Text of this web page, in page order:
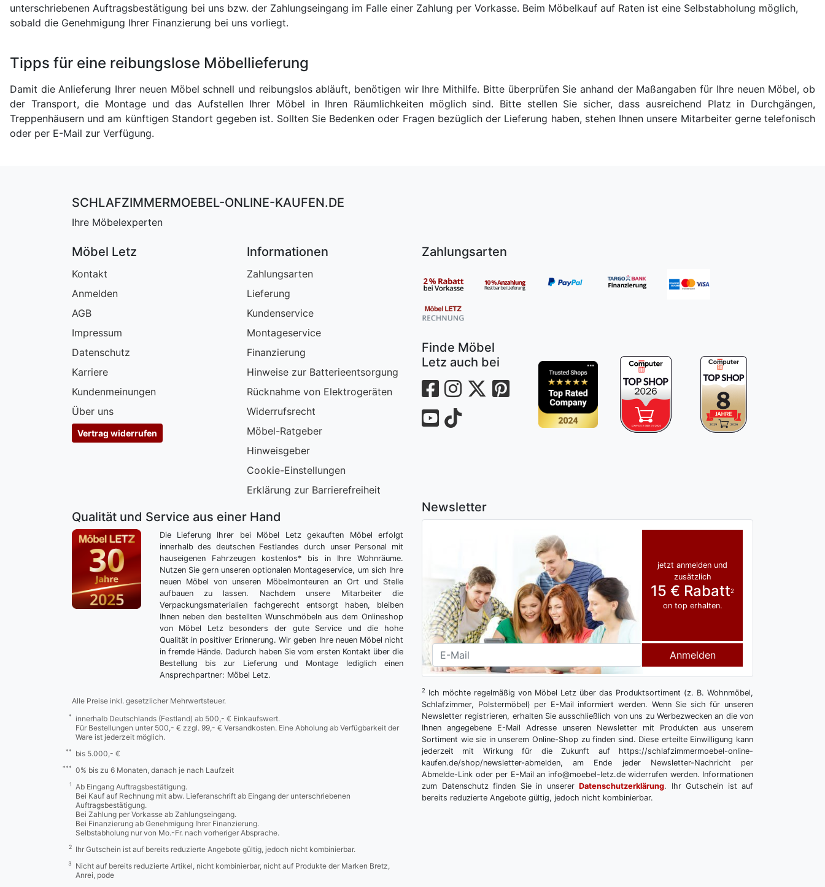
unterschriebenen Auftragsbestätigung bei uns bzw. der Zahlungseingang im Falle einer Zahlung per Vorkasse. Beim Möbelkauf auf Raten ist eine Selbstabholung möglich,
sobald die Genehmigung Ihrer Finanzierung bei uns vorliegt.
Tipps für eine reibungslose Möbellieferung
Damit die Anlieferung Ihrer neuen Möbel schnell und reibungslos abläuft, benötigen wir Ihre Mithilfe. Bitte überprüfen Sie anhand der Maßangaben für Ihre neuen Möbel, ob
der Transport, die Montage und das Aufstellen Ihrer Möbel in Ihren Räumlichkeiten möglich sind. Bitte stellen Sie sicher, dass ausreichend Platz in Durchgängen,
Treppenhäusern und am künftigen Standort gegeben ist. Sollten Sie Bedenken oder Fragen bezüglich der Lieferung haben, stehen Ihnen unsere Mitarbeiter gerne telefonisch
oder per E-Mail zur Verfügung.
SCHLAFZIMMERMOEBEL-ONLINE-KAUFEN.DE
Ihre Möbelexperten
Möbel Letz
Kontakt
Anmelden
AGB
Impressum
Datenschutz
Karriere
Kundenmeinungen
Über uns
Vertrag widerrufen
Informationen
Zahlungsarten
Lieferung
Kundenservice
Montageservice
Finanzierung
Hinweise zur Batterieentsorgung
Rücknahme von Elektrogeräten
Widerrufsrecht
Möbel-Ratgeber
Hinweisgeber
Cookie-Einstellungen
Erklärung zur Barrierefreiheit
Zahlungsarten
Finde Möbel
Letz auch bei
Qualität und Service aus einer Hand
Die Lieferung Ihrer bei Möbel Letz gekauften Möbel erfolgt
innerhalb des deutschen Festlandes durch unser Personal mit
hauseigenen Fahrzeugen kostenlos* bis in Ihre Wohnräume.
Nutzen Sie gern unseren optionalen Montageservice, um sich Ihre
neuen Möbel von unseren Möbelmonteuren an Ort und Stelle
aufbauen zu lassen. Nachdem unsere Mitarbeiter die
Verpackungsmaterialien fachgerecht entsorgt haben, bleiben
Ihnen neben den bestellten Wunschmöbeln aus dem Onlineshop
von Möbel Letz besonders der gute Service und die hohe
Qualität in positiver Erinnerung. Wir geben Ihre neuen Möbel nicht
in fremde Hände. Dadurch haben Sie vom ersten Kontakt über die
Bestellung bis zur Lieferung und Montage lediglich einen
Ansprechpartner: Möbel Letz.
Alle Preise inkl. gesetzlicher Mehrwertsteuer.
*
innerhalb Deutschlands (Festland) ab 500,- € Einkaufswert.
Für Bestellungen unter 500,- € zzgl. 99,- € Versandkosten. Eine Abholung ab Verfügbarkeit der
Ware ist jederzeit möglich.
** bis 5.000,- €
*** 0% bis zu 6 Monaten, danach je nach Laufzeit
1
Ab Eingang Auftragsbestätigung.
Bei Kauf auf Rechnung mit abw. Lieferanschrift ab Eingang der unterschriebenen
Auftragsbestätigung.
Bei Zahlung per Vorkasse ab Zahlungseingang.
Bei Finanzierung ab Genehmigung Ihrer Finanzierung.
Selbstabholung nur von Mo.-Fr. nach vorheriger Absprache.
2 Ihr Gutschein ist auf bereits reduzierte Angebote gültig, jedoch nicht kombinierbar.
3
Nicht auf bereits reduzierte Artikel, nicht kombinierbar, nicht auf Produkte der Marken Bretz,
Anrei, pode
Newsletter
jetzt anmelden und
zusätzlich
15 € Rabatt2
on top erhalten.
Anmelden
2
Ich möchte regelmäßig von Möbel Letz über das Produktsortiment (z. B. Wohnmöbel,
Schlafzimmer, Polstermöbel) per E-Mail informiert werden. Wenn Sie sich für unseren
Newsletter registrieren, erhalten Sie ausschließlich von uns zu Werbezwecken an die von
Ihnen angegebene E-Mail Adresse unseren Newsletter mit Produkten aus unserem
Sortiment wie sie in unserem Online-Shop zu finden sind. Diese erteilte Einwilligung kann
jederzeit mit Wirkung für die Zukunft auf https://schlafzimmermoebel-online-
kaufen.de/shop/newsletter-abmelden, am Ende jeder Newsletter-Nachricht per
Abmelde-Link oder per E-Mail an info@moebel-letz.de widerrufen werden. Informationen
zum Datenschutz finden Sie in unserer Datenschutzerklärung. Ihr Gutschein ist auf
bereits reduzierte Angebote gültig, jedoch nicht kombinierbar.